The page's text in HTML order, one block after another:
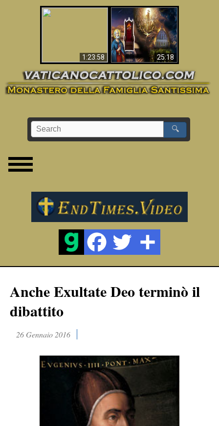
1:23:58 25:18
La Bibbia ha previsto
70 anni senza Papa?
🔍
Anche Exultate Deo terminò il
dibattito
26 Gennaio 2016